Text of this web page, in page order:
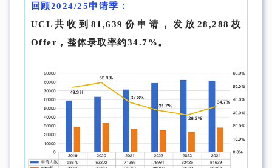
回顾2024/25申请季：
UCL共收到81,639份申请，发放28,288枚
Offer，整体录取率约34.7%。